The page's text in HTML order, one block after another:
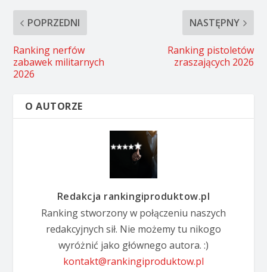
POPRZEDNI
Ranking nerfów
zabawek militarnych
2026
NASTĘPNY
Ranking pistoletów
zraszających 2026
O AUTORZE
Redakcja rankingiproduktow.pl
Ranking stworzony w połączeniu naszych
redakcyjnych sił. Nie możemy tu nikogo
wyróżnić jako głównego autora. :)
kontakt@rankingiproduktow.pl